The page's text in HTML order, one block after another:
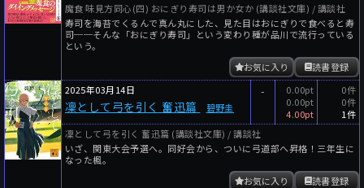
魔食 味見方同心(四) おにぎり寿司は男か女か (講談社文庫) / 講談社
寿司を海苔でくるんで真ん丸にした、見た目はおにぎりで食べると寿
司──そんな「おにぎり寿司」という変わり種が品川で流行っている
という。
読書登録
お気に入り
2025年03月14日
凜として弓を引く 奮迅篇 碧野圭
-
0.00pt
0.00pt
4.00pt
0件
0件
1件
凜として弓を引く 奮迅篇 (講談社文庫) / 講談社
いざ、関東大会予選へ。同好会から、ついに弓道部へ昇格！三年生に
なった楓。
読書登録
お気に入り